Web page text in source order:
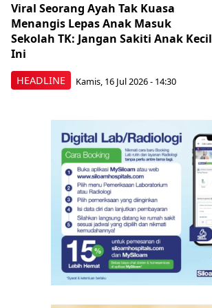
HEADLINE
Viral Seorang Ayah Tak Kuasa
Menangis Lepas Anak Masuk
Sekolah TK: Jangan Sakiti Anak Kecil
Ini
Kamis, 16 Jul 2026 - 14:30